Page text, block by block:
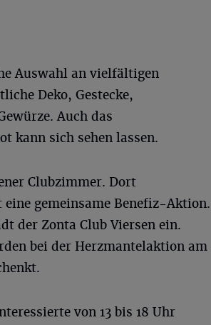
Auswahl an vielfältigen
Deko, Gestecke,
Auch das
kann sich sehen lassen.
Clubzimmer. Dort
gemeinsame Benefiz-Aktion.
der Zonta Club Viersen ein.
bei der Herzmantelaktion am
von 13 bis 18 Uhr